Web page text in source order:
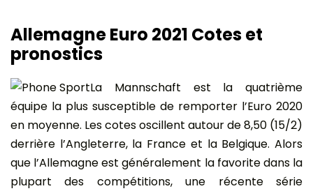
Allemagne Euro 2021 Cotes et
pronostics
La Mannschaft est la quatrième
équipe la plus susceptible de remporter l’Euro 2020
en moyenne. Les cotes oscillent autour de 8,50 (15/2)
derrière l’Angleterre, la France et la Belgique. Alors
que l’Allemagne est généralement la favorite dans la
plupart des compétitions, une récente série